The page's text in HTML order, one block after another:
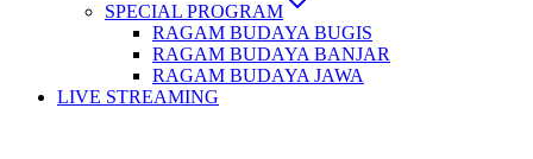
SPECIAL PROGRAM
RAGAM BUDAYA BUGIS
RAGAM BUDAYA BANJAR
RAGAM BUDAYA JAWA
LIVE STREAMING